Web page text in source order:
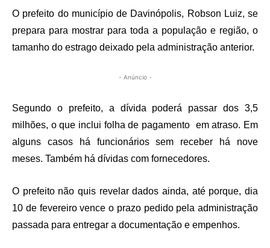
O prefeito do município de Davinópolis, Robson Luiz, se
prepara para mostrar para toda a população e região, o
tamanho do estrago deixado pela administração anterior.
- Anúncio -
Segundo o prefeito, a dívida poderá passar dos 3,5
milhões, o que inclui folha de pagamento em atraso. Em
alguns casos há funcionários sem receber há nove
meses. Também há dívidas com fornecedores.
O prefeito não quis revelar dados ainda, até porque, dia
10 de fevereiro vence o prazo pedido pela administração
passada para entregar a documentação e empenhos.